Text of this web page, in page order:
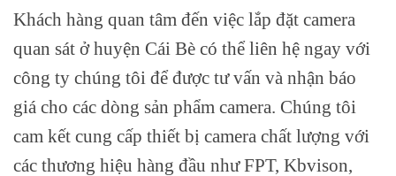
Khách hàng quan tâm đến việc lắp đặt camera
quan sát ở huyện Cái Bè có thể liên hệ ngay với
công ty chúng tôi để được tư vấn và nhận báo
giá cho các dòng sản phẩm camera. Chúng tôi
cam kết cung cấp thiết bị camera chất lượng với
các thương hiệu hàng đầu như FPT, Kbvison,